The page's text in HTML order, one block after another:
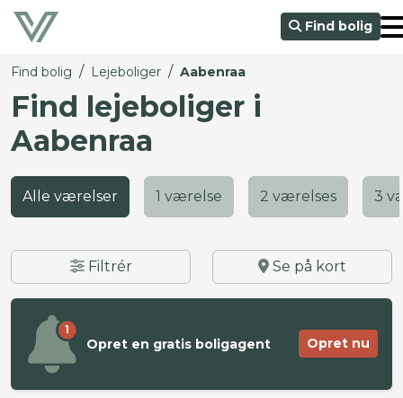
Find bolig
Find bolig / Lejeboliger / Aabenraa
Find lejeboliger i
Aabenraa
Alle værelser 1 værelse 2 værelses 3
Filtrér Se på kort
1
Opret en gratis boligagent Opret nu